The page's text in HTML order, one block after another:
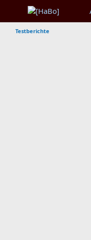
Testberichte